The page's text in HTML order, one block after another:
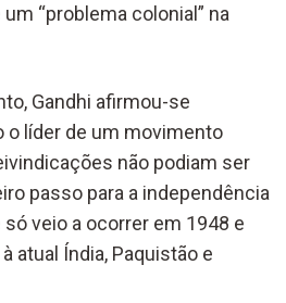
“problema colonial” na
Gandhi afirmou-se
líder de um movimento
não podiam ser
passo para a independência
só veio a ocorrer em 1948 e
atual Índia, Paquistão e